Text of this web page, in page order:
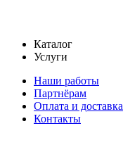
Каталог
Услуги
Наши работы
Партнёрам
Оплата и доставка
Контакты